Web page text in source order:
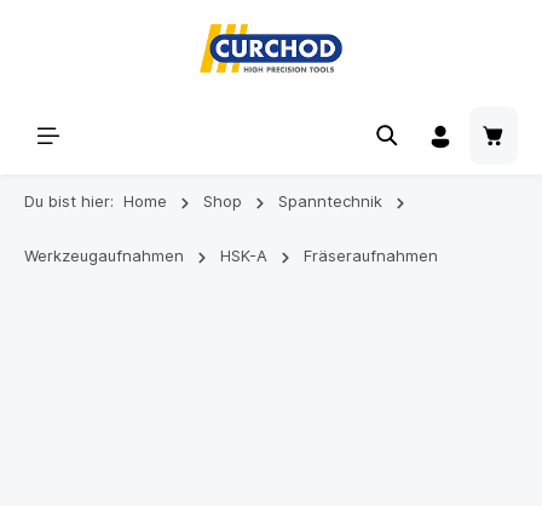
Du bist hier: Home Shop Spanntechnik
Werkzeugaufnahmen HSK-A Fräseraufnahmen